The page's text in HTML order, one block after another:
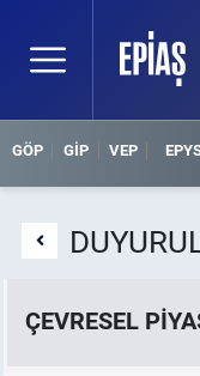
GÖP GİP VEP
ÇEVRESEL